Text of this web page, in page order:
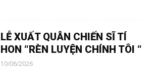
LỄ XUẤT QUÂN CHIẾN SĨ TÍ
HON “RÈN LUYỆN CHÍNH TÔI “
10/06/2026